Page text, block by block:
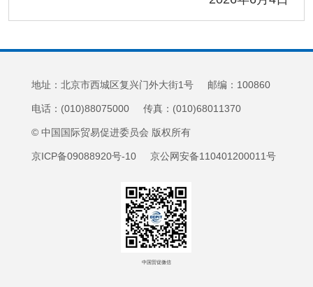
地址：北京市西城区复兴门外大街1号 邮编：100860
电话：(010)88075000 传真：(010)68011370
© 中国国际贸易促进委员会 版权所有
京ICP备09088920号-10 京公网安备110401200011号
中国贸促微信